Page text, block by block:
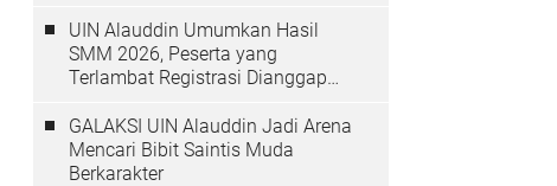
UIN Alauddin Umumkan Hasil
SMM 2026, Peserta yang
Terlambat Registrasi Dianggap
GALAKSI UIN Alauddin Jadi Arena
Mencari Bibit Saintis Muda
Berkarakter